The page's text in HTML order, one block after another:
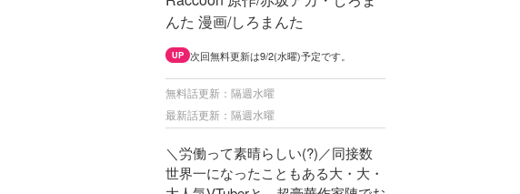
んた 漫画/しろまんた
UP 次回無料更新は9/2(水曜)予定です。
無料話更新：隔週水曜
最新話更新：隔週水曜
＼労働って素晴らしい(?)／同接数
世界一になったこともある大・大・